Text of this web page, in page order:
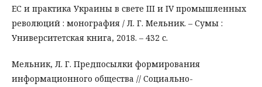
ЕС и практика Украины в свете III и IV промышленных
революций : монография / Л. Г. Мельник. – Сумы :
Университетская книга, 2018. – 432 с.
Мельник, Л. Г. Предпосылки формирования
информационного общества // Социально-